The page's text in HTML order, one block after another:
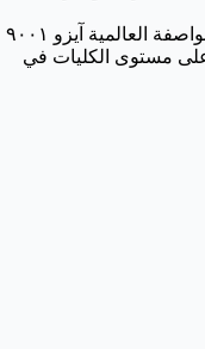
العالمية آيزو ٩٠٠١
مستوى الكليات في